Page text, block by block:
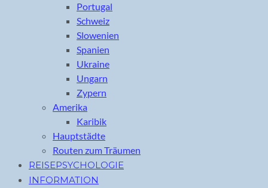
Portugal
Schweiz
Slowenien
Spanien
Ukraine
Ungarn
Zypern
Amerika
Karibik
Hauptstädte
Routen zum Träumen
REISEPSYCHOLOGIE
INFORMATION